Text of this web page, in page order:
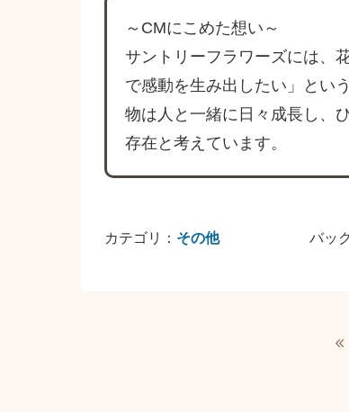
～CMにこめた想い～
サントリーフラワーズには、
で感動を生み出したい」とい
物は人と一緒に日々成長し、
存在と考えています。
カテゴリ： その他 バッ